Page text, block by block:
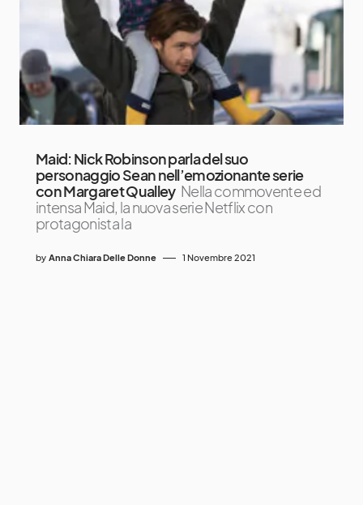
Maid: Nick Robinson parla del suo
personaggio Sean nell’emozionante serie
con Margaret Qualley Nella commovente ed
intensa Maid, la nuova serie Netflix con
protagonista la
by Anna Chiara Delle Donne 1 Novembre 2021